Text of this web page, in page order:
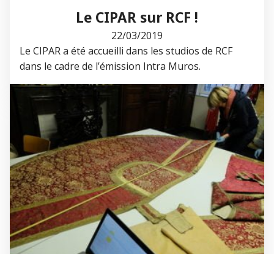
Le CIPAR sur RCF !
22/03/2019
Le CIPAR a été accueilli dans les studios de RCF
dans le cadre de l’émission Intra Muros.